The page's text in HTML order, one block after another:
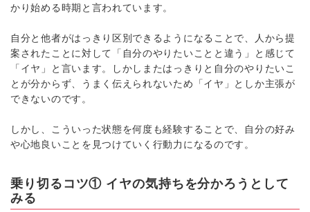
かり始める時期と言われています。
自分と他者がはっきり区別できるようになることで、人から提
案されたことに対して「自分のやりたいことと違う」と感じて
「イヤ」と言います。しかしまたはっきりと自分のやりたいこ
とが分からず、うまく伝えられないため「イヤ」としか主張が
できないのです。
しかし、こういった状態を何度も経験することで、自分の好み
や心地良いことを見つけていく行動力になるのです。
乗り切るコツ① イヤの気持ちを分かろうとして
みる